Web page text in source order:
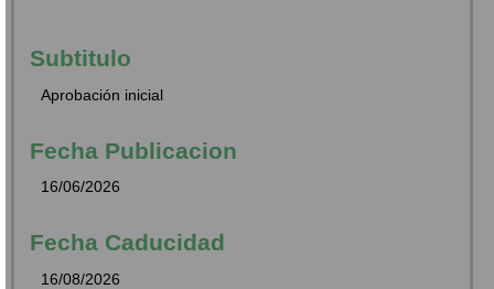
Subtitulo
Aprobación inicial
Fecha Publicacion
16/06/2026
Fecha Caducidad
16/08/2026